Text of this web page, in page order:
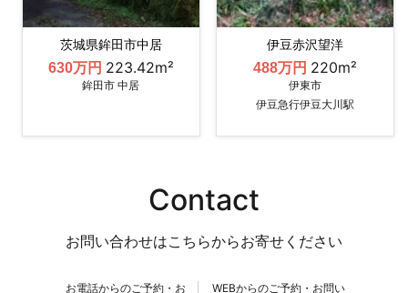
茨城県鉾田市中居
630万円 223.42m²
鉾田市 中居
伊豆赤沢望洋
488万円 220m²
伊東市
伊豆急行伊豆大川駅
Contact
お問い合わせはこちらからお寄せください
お電話からのご予約・お
WEBからのご予約・お問い